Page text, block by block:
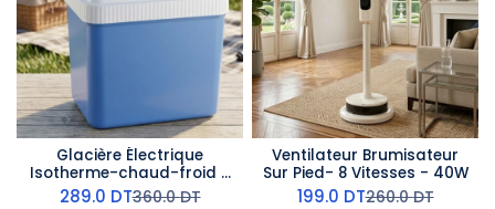
Glacière Électrique
Isotherme-chaud-froid -
24 L
289.0 DT360.0DT
Ventilateur Brumisateur
Sur Pied- 8 Vitesses - 40W
199.0 DT260.0DT